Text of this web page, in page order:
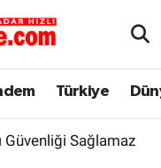
Türkiye
Güvenliği Sağlamaz